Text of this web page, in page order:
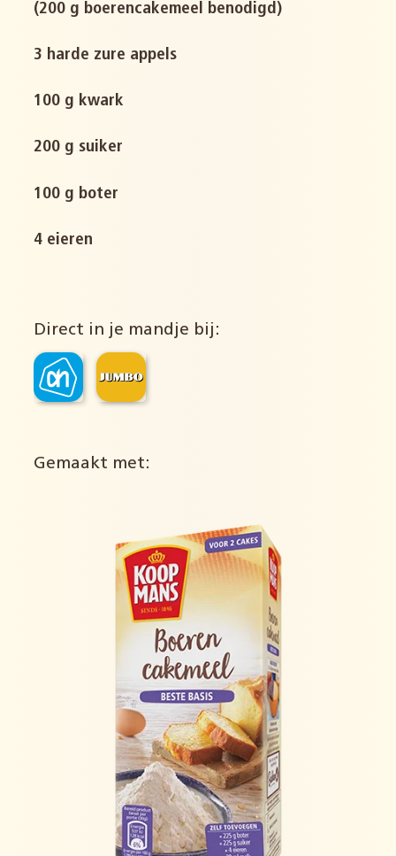
(200 g boerencakemeel benodigd)
3 harde zure appels
100 g kwark
200 g suiker
100 g boter
4 eieren
Direct in je mandje bij:
Gemaakt met: